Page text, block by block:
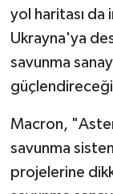
yol haritası da
Ukrayna'ya
savunma
Macron,
savunma
projelerine